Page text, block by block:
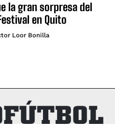
la gran sorpresa del
en Quito
Loor Bonilla